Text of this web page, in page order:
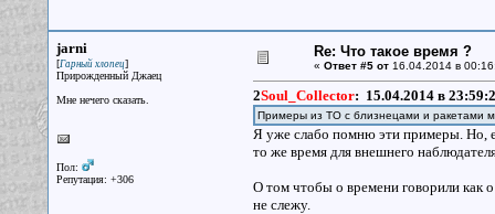
jarni
[Гарный хлопец]
Прирожденный Джаец
Мне нечего сказать.
Пол:
Репутация: +306
Re: Что такое время ?
« Ответ #5 от16.04.2014 в
2Soul_Collector: 15.04.2014 в
Примеры из ТО с близнецами и ракетами
Я уже слабо помню эти примеры. Но,
то же время для внешнего
О том чтобы о времени говорили как
не слежу.